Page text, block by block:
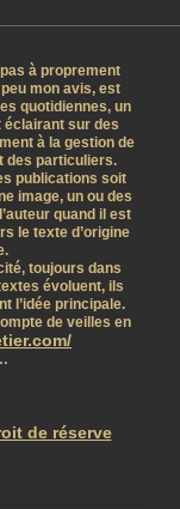
pas à proprement
mon avis, est
quotidiennes, un
éclairant sur des
à la gestion de
des particuliers.
publications soit
image, un ou des
quand il est
le texte d’origine
toujours dans
évoluent, ils
l’idée principale.
de veilles en
de réserve